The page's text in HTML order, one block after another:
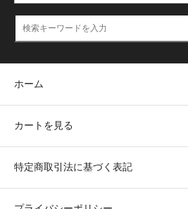
ホーム
カートを見る
特定商取引法に基づく表記